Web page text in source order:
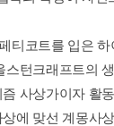
티코트를 입은 하
스턴크래프트의
사상가이자 활
에 맞선 계몽사